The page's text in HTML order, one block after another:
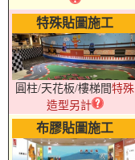
特殊貼圖施工
圓柱/天花板/樓梯間特殊
造型另計
布膠貼圖施工